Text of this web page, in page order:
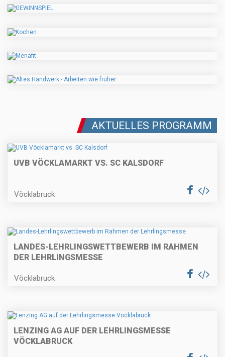
AKTUELLES PROGRAMM
UVB VÖCKLAMARKT VS. SC KALSDORF
Vöcklabruck
LANDES-LEHRLINGSWETTBEWERB IM RAHMEN
DER LEHRLINGSMESSE
Vöcklabruck
LENZING AG AUF DER LEHRLINGSMESSE
VÖCKLABRUCK